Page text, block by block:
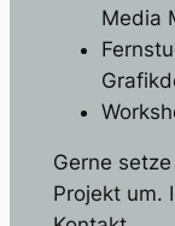
Media
Gerne
Projekt um.